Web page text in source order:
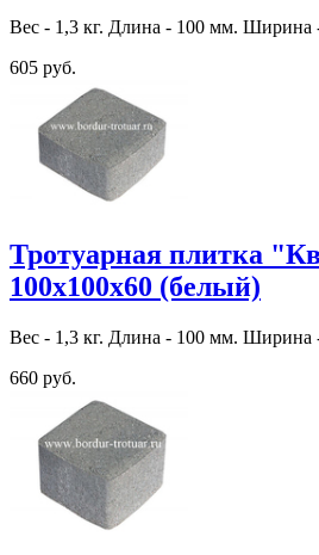
Вес - 1,3 кг. Длина - 100 мм.
605 руб.
Тротуарная плитка
100х100х60 (белый)
Вес - 1,3 кг. Длина - 100 мм.
660 руб.